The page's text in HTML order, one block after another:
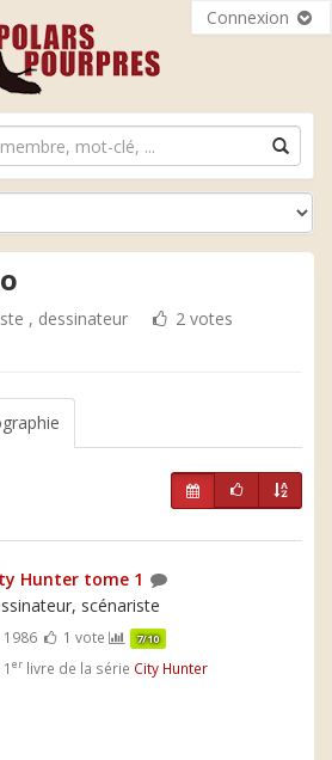
Connexion
, dessinateur 2 votes
Hunter tome 1
scénariste
1986 1 vote 7/10
1er livre de la série City Hunter